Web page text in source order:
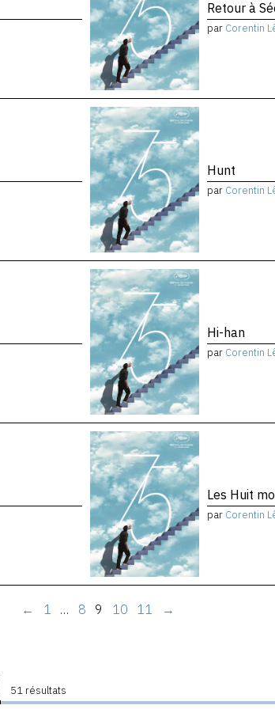
Retour à
par Corentin
Hunt
par Corentin
Hi-han
par Corentin
Les Huit
par Corentin
← 1 … 8 9 10 11 →
51 résultats